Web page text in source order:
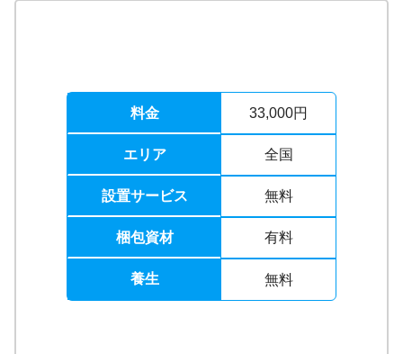
料金 33,000円
エリア 全国
設置サービス 無料
梱包資材 有料
養生 無料